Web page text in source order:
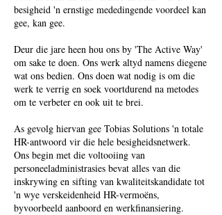
besigheid 'n ernstige mededingende voordeel kan
gee, kan gee.
Deur die jare heen hou ons by 'The Active Way'
om sake te doen. Ons werk altyd namens diegene
wat ons bedien. Ons doen wat nodig is om die
werk te verrig en soek voortdurend na metodes
om te verbeter en ook uit te brei.
As gevolg hiervan gee Tobias Solutions 'n totale
HR-antwoord vir die hele besigheidsnetwerk.
Ons begin met die voltooiing van
personeeladministrasies bevat alles van die
inskrywing en sifting van kwaliteitskandidate tot
'n wye verskeidenheid HR-vermoëns,
byvoorbeeld aanboord en werkfinansiering.